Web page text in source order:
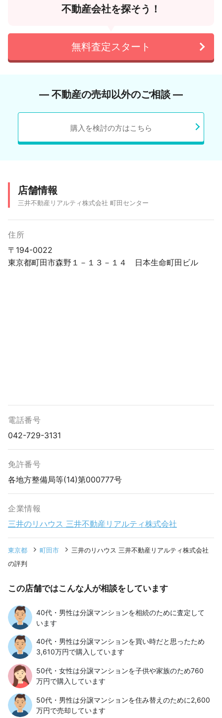
不動産会社を探そう！
無料査定スタート
― 不動産の売却以外のご相談 ―
購入を検討の方はこちら
店舗情報
三井不動産リアルティ株式会社 町田センター
住所
〒194-0022
東京都町田市森野１－１３－１４ 日本生命町田ビル
電話番号
042-729-3131
免許番号
各地方整備局等(14)第000777号
企業情報
三井のリハウス 三井不動産リアルティ株式会社
東京都 町田市
三井のリハウス 三井不動産リアルティ株式会社
の評判
この店舗ではこんな人が相談をしています
40代・男性は分譲マンションを相続のために査定して
います
40代・男性は分譲マンションを買い時だと思ったため
3,610万円で購入しています
50代・女性は分譲マンションを子供や家族のため760
万円で購入しています
50代・男性は分譲マンションを住み替えのために2,600
万円で売却しています